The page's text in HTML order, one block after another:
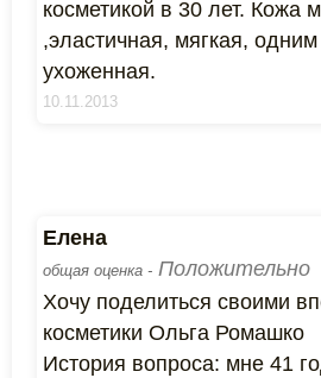
косметикой в 30 лет. Кожа
,эластичная, мягкая,
ухоженная.
10.11.2013
Елена
общая оценка - Положительно
Хочу поделиться своими
косметики Ольга Ромашко
История вопроса: мне 41